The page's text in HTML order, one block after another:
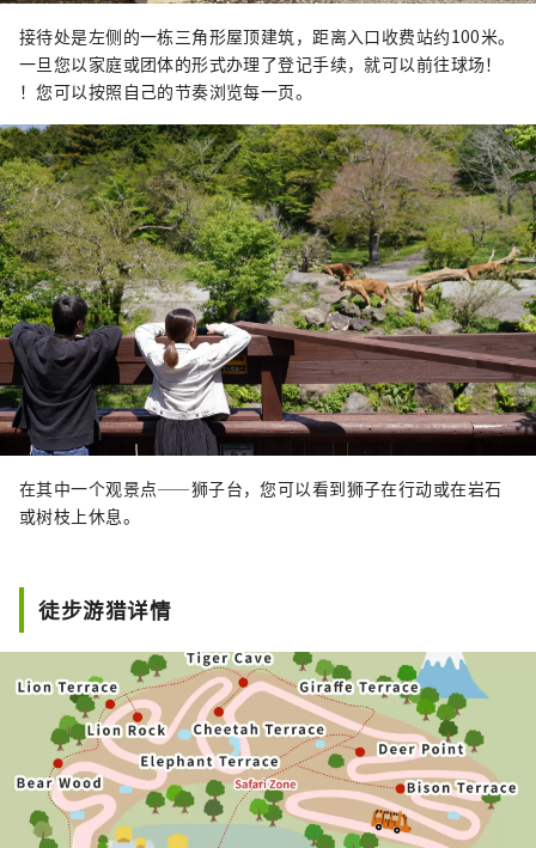
接待处是左侧的一栋三角形屋顶建筑，距离入口收费站约100米。
一旦您以家庭或团体的形式办理了登记手续，就可以前往球场！
！您可以按照自己的节奏浏览每一页。
在其中一个观景点——狮子台，您可以看到狮子在行动或在岩石
或树枝上休息。
徒步游猎详情